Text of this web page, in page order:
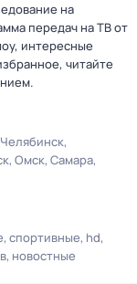
на
передач на ТВ от
интересные
читайте
Челябинск
Омск Самара
спортивные hd
новостные